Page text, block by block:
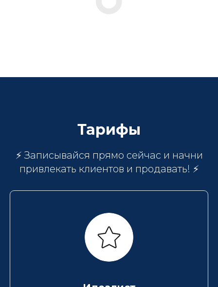
Тарифы
⚡ Записывайся прямо сейчас и начни
привлекать клиентов и продавать! ⚡